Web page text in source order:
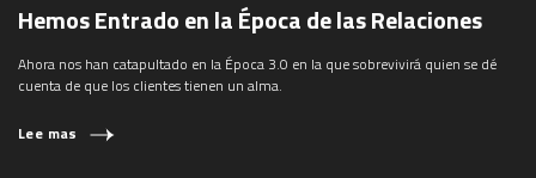
Hemos Entrado en la Época de las Relaciones
Ahora nos han catapultado en la Época 3.0 en la que sobrevivirá quien se dé
cuenta de que los clientes tienen un alma.
Lee mas